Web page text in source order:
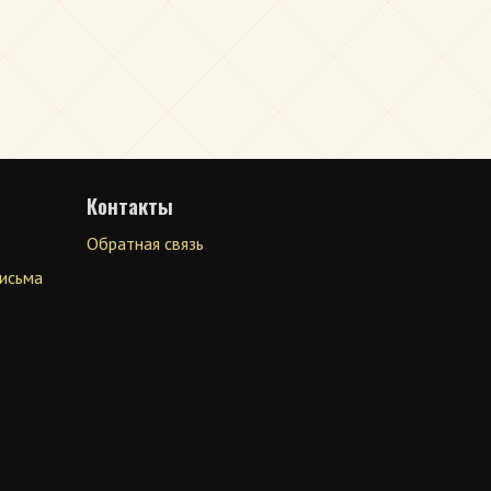
Контакты
Обратная связь